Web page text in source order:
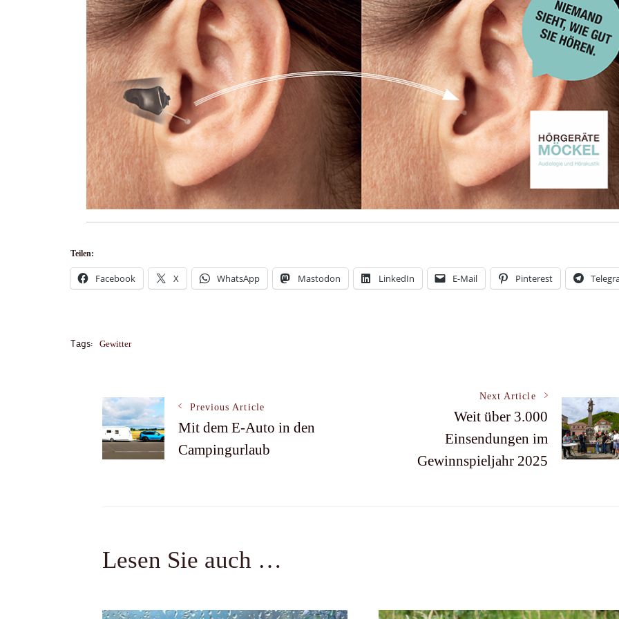
Teilen:
Facebook X WhatsApp Mastodon LinkedIn E-Mail Pinterest
Tags: Gewitter
Post
Navigation
Previous Article
Mit dem E-Auto in den
Campingurlaub
Next Article
Weit über 3.000
Einsendungen im
Gewinnspieljahr 2025
Lesen Sie auch …